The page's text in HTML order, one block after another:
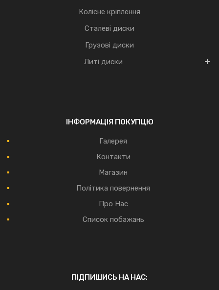
Колісне кріплення
Сталеві диски
Грузові диски
Литі диски
ІНФОРМАЦІЯ ПОКУПЦЮ
Галерея
Контакти
Магазин
Політика повернення
Про Нас
Список побажань
ПІДПИШИСЬ НА НАС: